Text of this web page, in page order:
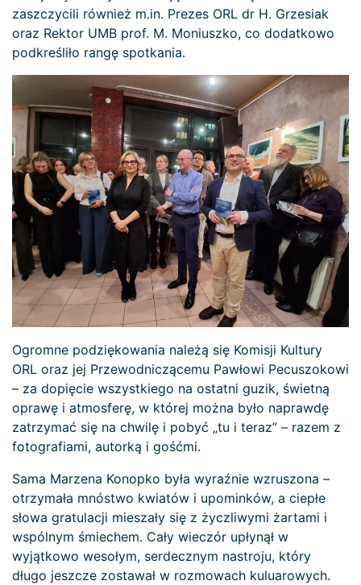
zaszczycili również m.in. Prezes ORL dr H. Grzesiak
oraz Rektor UMB prof. M. Moniuszko, co dodatkowo
podkreśliło rangę spotkania.
Ogromne podziękowania należą się Komisji Kultury
ORL oraz jej Przewodniczącemu Pawłowi Pecuszokowi
– za dopięcie wszystkiego na ostatni guzik, świetną
oprawę i atmosferę, w której można było naprawdę
zatrzymać się na chwilę i pobyć „tu i teraz” – razem z
fotografiami, autorką i gośćmi.
Sama Marzena Konopko była wyraźnie wzruszona –
otrzymała mnóstwo kwiatów i upominków, a ciepłe
słowa gratulacji mieszały się z życzliwymi żartami i
wspólnym śmiechem. Cały wieczór upłynął w
wyjątkowo wesołym, serdecznym nastroju, który
długo jeszcze zostawał w rozmowach kuluarowych.